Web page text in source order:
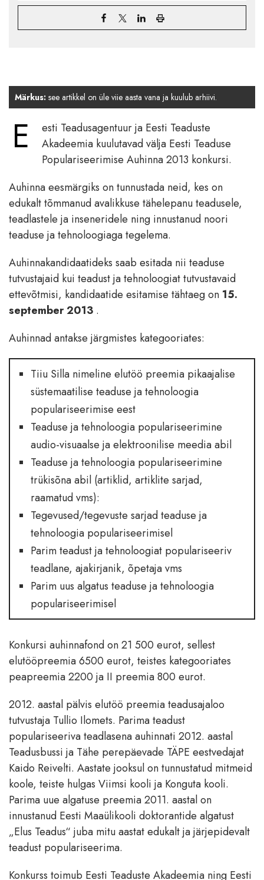
Märkus: see artikkel on üle viie aasta vana ja kuulub arhiivi.
E
esti Teadusagentuur ja Eesti Teaduste
Akadeemia kuulutavad välja Eesti Teaduse
Populariseerimise Auhinna 2013 konkursi.
Auhinna eesmärgiks on tunnustada neid, kes on
edukalt tõmmanud avalikkuse tähelepanu teadusele,
teadlastele ja inseneridele ning innustanud noori
teaduse ja tehnoloogiaga tegelema.
Auhinnakandidaatideks saab esitada nii teaduse
tutvustajaid kui teadust ja tehnoloogiat tutvustavaid
ettevõtmisi, kandidaatide esitamise tähtaeg on 15.
september 2013 .
Auhinnad antakse järgmistes kategooriates:
Tiiu Silla nimeline elutöö preemia pikaajalise
süstemaatilise teaduse ja tehnoloogia
populariseerimise eest
Teaduse ja tehnoloogia populariseerimine
audio-visuaalse ja elektroonilise meedia abil
Teaduse ja tehnoloogia populariseerimine
trükisõna abil (artiklid, artiklite sarjad,
raamatud vms):
Tegevused/tegevuste sarjad teaduse ja
tehnoloogia populariseerimisel
Parim teadust ja tehnoloogiat populariseeriv
teadlane, ajakirjanik, õpetaja vms
Parim uus algatus teaduse ja tehnoloogia
populariseerimisel
Konkursi auhinnafond on 21 500 eurot, sellest
elutööpreemia 6500 eurot, teistes kategooriates
peapreemia 2200 ja II preemia 800 eurot.
2012. aastal pälvis elutöö preemia teadusajaloo
tutvustaja Tullio Ilomets. Parima teadust
populariseeriva teadlasena auhinnati 2012. aastal
Teadusbussi ja Tähe perepäevade TÄPE eestvedajat
Kaido Reivelti. Aastate jooksul on tunnustatud mitmeid
koole, teiste hulgas Viimsi kooli ja Konguta kooli.
Parima uue algatuse preemia 2011. aastal on
innustanud Eesti Maaülikooli doktorantide algatust
„Elus Teadus“ juba mitu aastat edukalt ja järjepidevalt
teadust populariseerima.
Konkurss toimub Eesti Teaduste Akadeemia ning Eesti